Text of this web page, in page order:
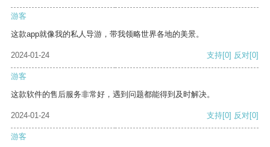
游客
这款app就像我的私人导游，带我领略世界各地的美景。
2024-01-24 支持[0] 反对[0]
游客
这款软件的售后服务非常好，遇到问题都能得到及时解决。
2024-01-24 支持[0] 反对[0]
游客